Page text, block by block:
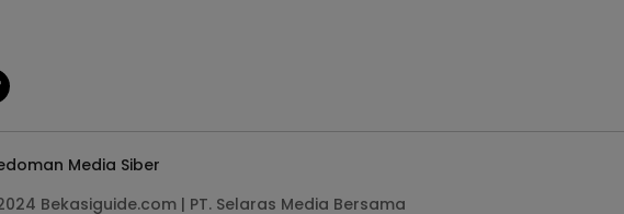
Media Siber
Bekasiguide.com | PT. Selaras Media Bersama